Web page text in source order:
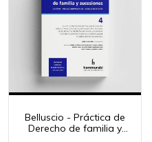
Belluscio - Práctica de
Derecho de familia y